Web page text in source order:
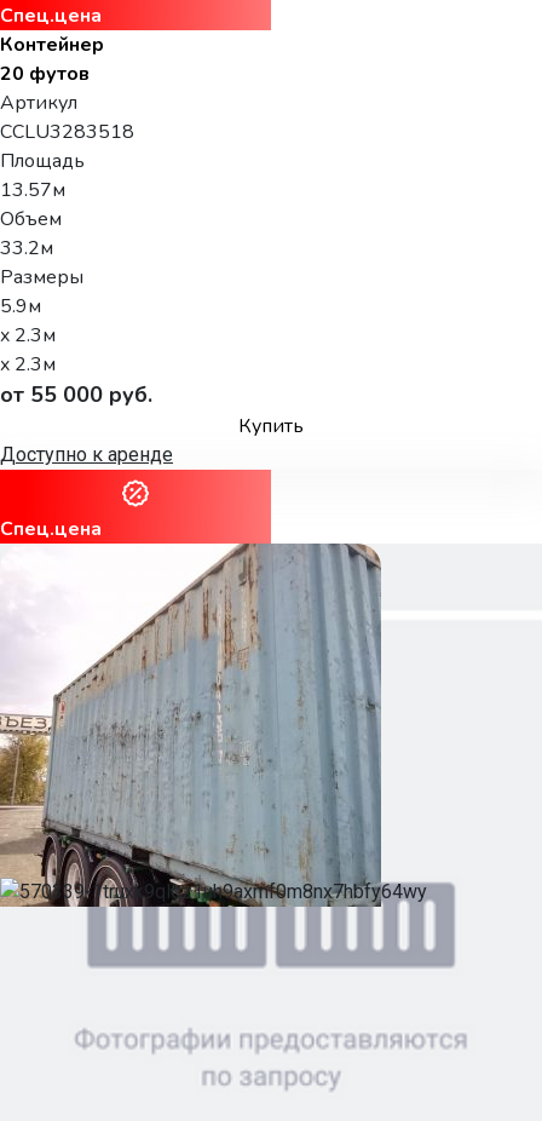
Спец.цена
Контейнер
20 футов
Артикул
CCLU3283518
Площадь
13.57м
Объем
33.2м
Размеры
5.9м
x 2.3м
x 2.3м
от 55 000 руб.
Купить
Доступно к аренде
Спец.цена